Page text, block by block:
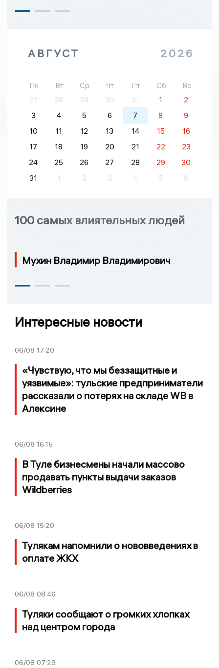
АВГУСТ 2026
Пн Вт Ср Чт Пт Сб
Вс
27
28 29 30 31 1
2
3
4 5 6 7 8
9
10
11 12 13 14 15
16
17
18 19 20 21 22
23
24
25 26 27 28 29
30
31
1 2 3 4 5 6
100 самых влиятельных людей
Мухин Владимир Владимирович
Интересные новости
06/08 17:20
«Чувствую, что мы беззащитные и
уязвимые»: тульские предприниматели
рассказали о потерях на складе WB в
Алексине
06/08 16:15
В Туле бизнесмены начали массово
продавать пункты выдачи заказов
Wildberries
06/08 15:20
Тулякам напомнили о нововведениях в
оплате ЖКХ
06/08 08:46
Туляки сообщают о громких хлопках
над центром города
06/08 07:29